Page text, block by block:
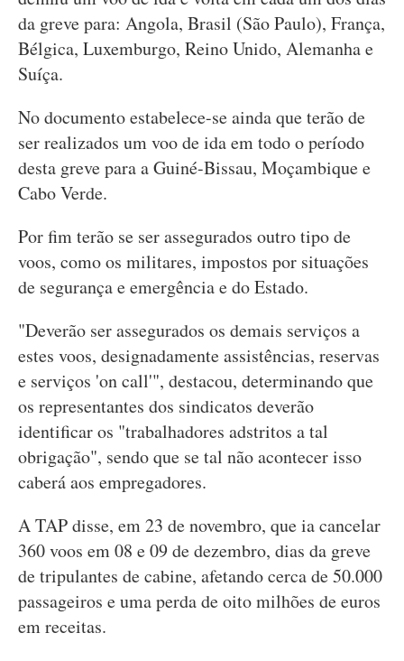
da greve para: Angola, Brasil (São Paulo), França,
Bélgica, Luxemburgo, Reino Unido, Alemanha e
Suíça.
No documento estabelece-se ainda que terão de
ser realizados um voo de ida em todo o período
desta greve para a Guiné-Bissau, Moçambique e
Cabo Verde.
Por fim terão se ser assegurados outro tipo de
voos, como os militares, impostos por situações
de segurança e emergência e do Estado.
"Deverão ser assegurados os demais serviços a
estes voos, designadamente assistências, reservas
e serviços 'on call'", destacou, determinando que
os representantes dos sindicatos deverão
identificar os "trabalhadores adstritos a tal
obrigação", sendo que se tal não acontecer isso
caberá aos empregadores.
A TAP disse, em 23 de novembro, que ia cancelar
360 voos em 08 e 09 de dezembro, dias da greve
de tripulantes de cabine, afetando cerca de 50.000
passageiros e uma perda de oito milhões de euros
em receitas.